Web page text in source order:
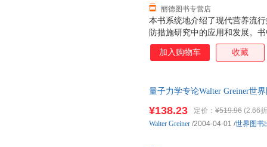
本书系统地介绍了现代营养流
防措施研究中的应用和发展。
摄入的生化指标测量、身体测
些方法的重复性、正确性，以
管畸形以及维生素A与肺癌关
事流行病学、营养学、膳食学
病、老年病病因研究的研究人
丽德图书专营店
加入购物车 收藏
量子力学专论Walter Greiner世
¥138.23 定价： ¥519.96 (2.66
Walter Greiner /2004-04-01 /世界图书